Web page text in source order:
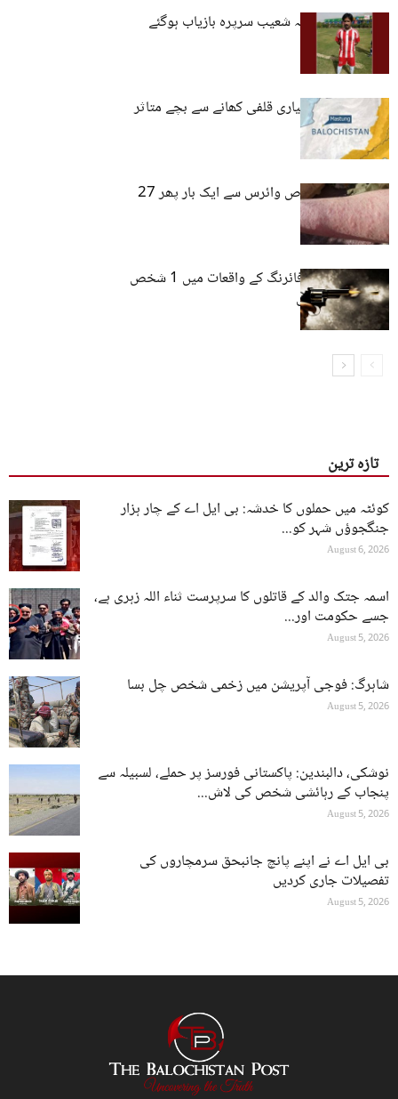
مستونگ سے لاپتہ شعیب سرپرہ بازیاب ہوگئے
مستونگ :غیر معیاری قلفی کھانے سے بچے متاثر
مستونگ :مخصوص وائرس سے ایک بار پھر 27
طالبات متاثر
کوئٹہ/مستونگ: فائرنگ کے واقعات میں 1 شخص
جانبحق، 2 زخمی
تازہ ترین
کوئٹہ میں حملوں کا خدشہ: بی ایل اے کے چار ہزار
جنگجوؤں شہر کو...
August 6, 2026
اسمہ جتک والد کے قاتلوں کا سرپرست ثناء اللہ زہری ہے،
جسے حکومت اور...
August 5, 2026
شاہرگ: فوجی آپریشن میں زخمی شخص چل بسا
August 5, 2026
نوشکی، دالبندین: پاکستانی فورسز پر حملے، لسبیلہ سے
پنجاب کے رہائشی شخص کی لاش...
August 5, 2026
بی ایل اے نے اپنے پانچ جانبحق سرمچاروں کی
تفصیلات جاری کردیں
August 5, 2026